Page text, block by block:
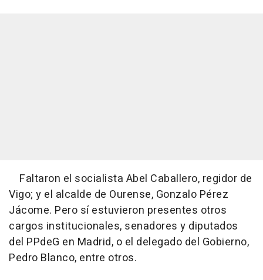
Faltaron el socialista Abel Caballero, regidor de
Vigo; y el alcalde de Ourense, Gonzalo Pérez
Jácome. Pero sí estuvieron presentes otros
cargos institucionales, senadores y diputados
del PPdeG en Madrid, o el delegado del Gobierno,
Pedro Blanco, entre otros.